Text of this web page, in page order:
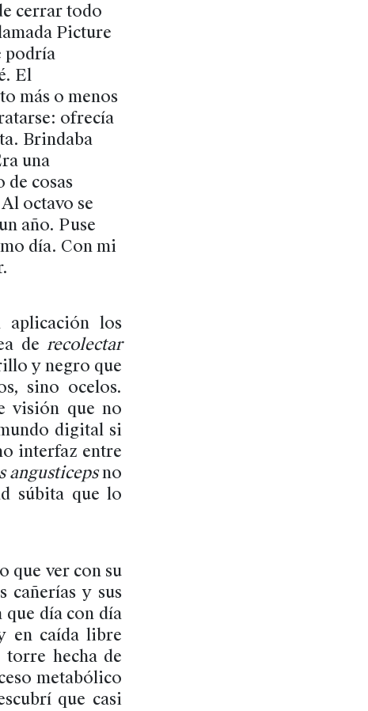
cerrar todo
Picture
podría
El
más o menos
ofrecía
Brindaba
una
de cosas
octavo se
año. Puse
día. Con mi
aplicación los
derecolectar
y negro que
sino ocelos.
visión que no
digital si
interfaz entre
angusticepsno
súbita que lo
que ver con su
cañerías y sus
que día con día
en caída libre
hecha de
metabólico
que casi